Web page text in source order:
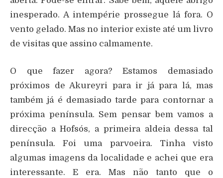
inesperado. A intempérie prossegue lá fora. O
vento gelado. Mas no interior existe até um livro
de visitas que assino calmamente.
O que fazer agora? Estamos demasiado
próximos de Akureyri para ir já para lá, mas
também já é demasiado tarde para contornar a
próxima península. Sem pensar bem vamos a
direcção a Hofsós, a primeira aldeia dessa tal
península. Foi uma parvoeira. Tinha visto
algumas imagens da localidade e achei que era
interessante. E era. Mas não tanto que o